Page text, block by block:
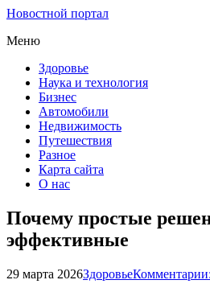
Новостной портал
Меню
Здоровье
Наука и технология
Бизнес
Автомобили
Недвижимость
Путешествия
Разное
Карта сайта
О нас
Почему простые
эффективные
29 марта 2026Здоровье